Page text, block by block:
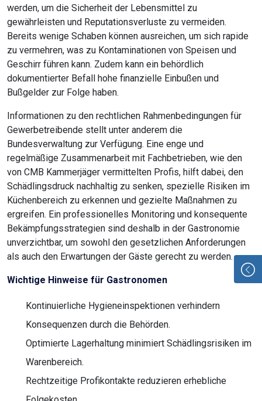
werden, um die Sicherheit der Lebensmittel zu
gewährleisten und Reputationsverluste zu vermeiden.
Bereits wenige Schaben können ausreichen, um sich rapide
zu vermehren, was zu Kontaminationen von Speisen und
Geschirr führen kann. Zudem kann ein behördlich
dokumentierter Befall hohe finanzielle Einbußen und
Bußgelder zur Folge haben.
Informationen zu den rechtlichen Rahmenbedingungen für
Gewerbetreibende stellt unter anderem die
Bundesverwaltung zur Verfügung. Eine enge und
regelmäßige Zusammenarbeit mit Fachbetrieben, wie den
von CMB Kammerjäger vermittelten Profis, hilft dabei, den
Schädlingsdruck nachhaltig zu senken, spezielle Risiken im
Küchenbereich zu erkennen und gezielte Maßnahmen zu
ergreifen. Ein professionelles Monitoring und konsequente
Bekämpfungsstrategien sind deshalb in der Gastronomie
unverzichtbar, um sowohl den gesetzlichen Anforderungen
als auch den Erwartungen der Gäste gerecht zu werden.
Wichtige Hinweise für Gastronomen
Kontinuierliche Hygieneinspektionen verhindern
Konsequenzen durch die Behörden.
Optimierte Lagerhaltung minimiert Schädlingsrisiken im
Warenbereich.
Rechtzeitige Profikontakte reduzieren erhebliche